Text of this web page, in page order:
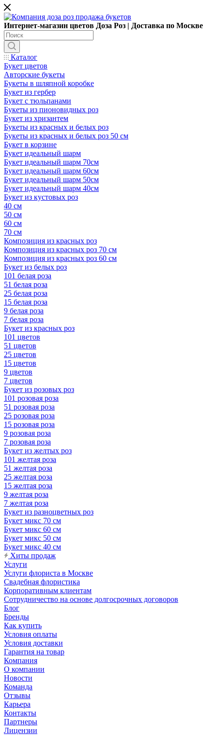
Интернет-магазин цветов Доза Роз | Доставка по Москве
Каталог
Букет цветов
Авторские букеты
Букеты в шляпной коробке
Букет из гербер
Букет с тюльпанами
Букеты из пионовидных роз
Букет из хризантем
Букеты из красных и белых роз
Букеты из красных и белых роз 50 см
Букет в корзине
Букет идеальный шарм
Букет идеальный шарм 70см
Букет идеальный шарм 60см
Букет идеальный шарм 50см
Букет идеальный шарм 40см
Букет из кустовых роз
40 см
50 см
60 см
70 см
Композиция из красных роз
Композиция из красных роз 70 см
Композиция из красных роз 60 см
Букет из белых роз
101 белая роза
51 белая роза
25 белая роза
15 белая роза
9 белая роза
7 белая роза
Букет из красных роз
101 цветов
51 цветов
25 цветов
15 цветов
9 цветов
7 цветов
Букет из розовых роз
101 розовая роза
51 розовая роза
25 розовая роза
15 розовая роза
9 розовая роза
7 розовая роза
Букет из желтых роз
101 желтая роза
51 желтая роза
25 желтая роза
15 желтая роза
9 желтая роза
7 желтая роза
Букет из разноцветных роз
Букет микс 70 см
Букет микс 60 см
Букет микс 50 см
Букет микс 40 см
Хиты продаж
Услуги
Услуги флориста в Москве
Свадебная флористика
Корпоративным клиентам
Сотрудничество на основе долгосрочных договоров
Блог
Бренды
Как купить
Условия оплаты
Условия доставки
Гарантия на товар
Компания
О компании
Новости
Команда
Отзывы
Карьера
Контакты
Партнеры
Лицензии